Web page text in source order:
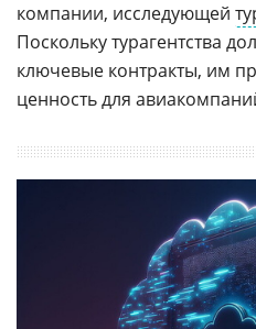
компании, исследующей
Поскольку турагентства
ключевые контракты, им
ценность для